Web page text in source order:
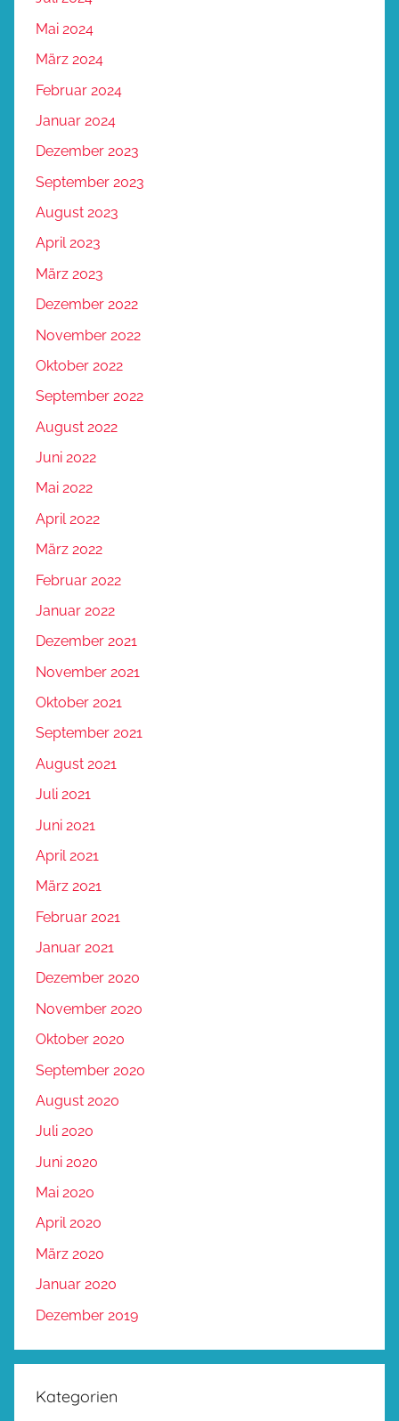
Mai 2024
März 2024
Februar 2024
Januar 2024
Dezember 2023
September 2023
August 2023
April 2023
März 2023
Dezember 2022
November 2022
Oktober 2022
September 2022
August 2022
Juni 2022
Mai 2022
April 2022
März 2022
Februar 2022
Januar 2022
Dezember 2021
November 2021
Oktober 2021
September 2021
August 2021
Juli 2021
Juni 2021
April 2021
März 2021
Februar 2021
Januar 2021
Dezember 2020
November 2020
Oktober 2020
September 2020
August 2020
Juli 2020
Juni 2020
Mai 2020
April 2020
März 2020
Januar 2020
Dezember 2019
Kategorien